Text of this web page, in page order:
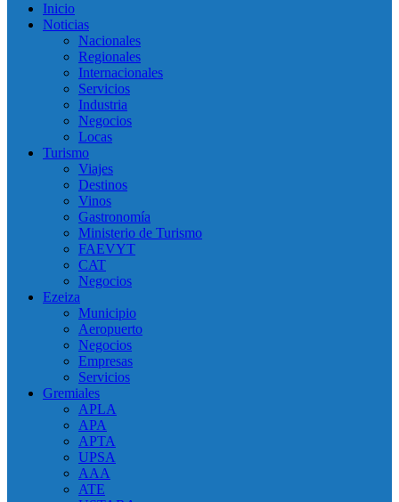
Inicio
Noticias
Nacionales
Regionales
Internacionales
Servicios
Industria
Negocios
Locas
Turismo
Viajes
Destinos
Vinos
Gastronomía
Ministerio de Turismo
FAEVYT
CAT
Negocios
Ezeiza
Municipio
Aeropuerto
Negocios
Empresas
Servicios
Gremiales
APLA
APA
APTA
UPSA
AAA
ATE